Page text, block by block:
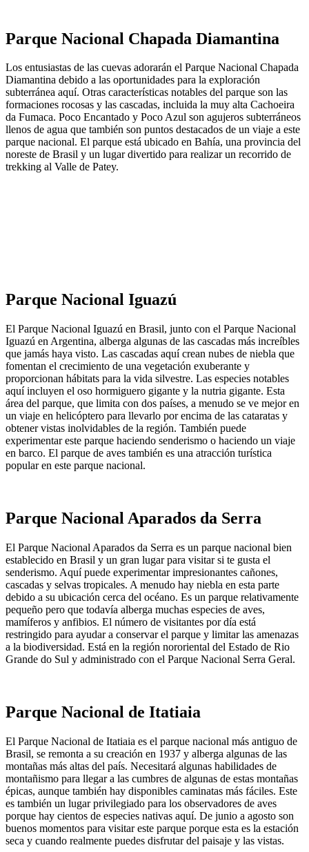
Parque Nacional Chapada Diamantina
Los entusiastas de las cuevas adorarán el Parque Nacional Chapada
Diamantina debido a las oportunidades para la exploración
subterránea aquí. Otras características notables del parque son las
formaciones rocosas y las cascadas, incluida la muy alta Cachoeira
da Fumaca. Poco Encantado y Poco Azul son agujeros subterráneos
llenos de agua que también son puntos destacados de un viaje a este
parque nacional. El parque está ubicado en Bahía, una provincia del
noreste de Brasil y un lugar divertido para realizar un recorrido de
trekking al Valle de Patey.
Parque Nacional Iguazú
El Parque Nacional Iguazú en Brasil, junto con el Parque Nacional
Iguazú en Argentina, alberga algunas de las cascadas más increíbles
que jamás haya visto. Las cascadas aquí crean nubes de niebla que
fomentan el crecimiento de una vegetación exuberante y
proporcionan hábitats para la vida silvestre. Las especies notables
aquí incluyen el oso hormiguero gigante y la nutria gigante. Esta
área del parque, que limita con dos países, a menudo se ve mejor en
un viaje en helicóptero para llevarlo por encima de las cataratas y
obtener vistas inolvidables de la región. También puede
experimentar este parque haciendo senderismo o haciendo un viaje
en barco. El parque de aves también es una atracción turística
popular en este parque nacional.
Parque Nacional Aparados da Serra
El Parque Nacional Aparados da Serra es un parque nacional bien
establecido en Brasil y un gran lugar para visitar si te gusta el
senderismo. Aquí puede experimentar impresionantes cañones,
cascadas y selvas tropicales. A menudo hay niebla en esta parte
debido a su ubicación cerca del océano. Es un parque relativamente
pequeño pero que todavía alberga muchas especies de aves,
mamíferos y anfibios. El número de visitantes por día está
restringido para ayudar a conservar el parque y limitar las amenazas
a la biodiversidad. Está en la región nororiental del Estado de Rio
Grande do Sul y administrado con el Parque Nacional Serra Geral.
Parque Nacional de Itatiaia
El Parque Nacional de Itatiaia es el parque nacional más antiguo de
Brasil, se remonta a su creación en 1937 y alberga algunas de las
montañas más altas del país. Necesitará algunas habilidades de
montañismo para llegar a las cumbres de algunas de estas montañas
épicas, aunque también hay disponibles caminatas más fáciles. Este
es también un lugar privilegiado para los observadores de aves
porque hay cientos de especies nativas aquí. De junio a agosto son
buenos momentos para visitar este parque porque esta es la estación
seca y cuando realmente puedes disfrutar del paisaje y las vistas.